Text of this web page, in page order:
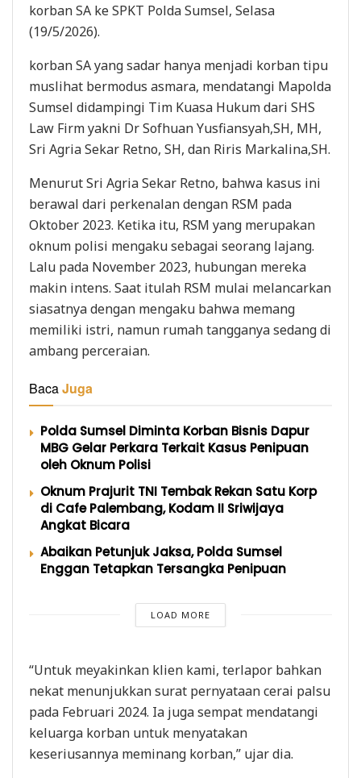
korban SA ke SPKT Polda Sumsel, Selasa
(19/5/2026).
korban SA yang sadar hanya menjadi korban tipu
muslihat bermodus asmara, mendatangi Mapolda
Sumsel didampingi Tim Kuasa Hukum dari SHS
Law Firm yakni Dr Sofhuan Yusfiansyah,SH, MH,
Sri Agria Sekar Retno, SH, dan Riris Markalina,SH.
Menurut Sri Agria Sekar Retno, bahwa kasus ini
berawal dari perkenalan dengan RSM pada
Oktober 2023. Ketika itu, RSM yang merupakan
oknum polisi mengaku sebagai seorang lajang.
Lalu pada November 2023, hubungan mereka
makin intens. Saat itulah RSM mulai melancarkan
siasatnya dengan mengaku bahwa memang
memiliki istri, namun rumah tangganya sedang di
ambang perceraian.
BacaJuga
Polda Sumsel Diminta Korban Bisnis Dapur
MBG Gelar Perkara Terkait Kasus Penipuan
oleh Oknum Polisi
Oknum Prajurit TNI Tembak Rekan Satu Korp
di Cafe Palembang, Kodam II Sriwijaya
Angkat Bicara
Abaikan Petunjuk Jaksa, Polda Sumsel
Enggan Tetapkan Tersangka Penipuan
LOAD MORE
“Untuk meyakinkan klien kami, terlapor bahkan
nekat menunjukkan surat pernyataan cerai palsu
pada Februari 2024. Ia juga sempat mendatangi
keluarga korban untuk menyatakan
keseriusannya meminang korban,” ujar dia.